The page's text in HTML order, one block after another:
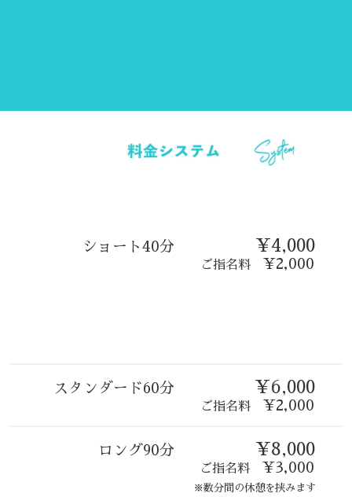
ショート40分 ¥4,000
ご指名料 ¥2,000
スタンダード60分 ¥6,000
ご指名料 ¥2,000
ロング90分 ¥8,000
ご指名料 ¥3,000
※数分間の休憩を挟みます